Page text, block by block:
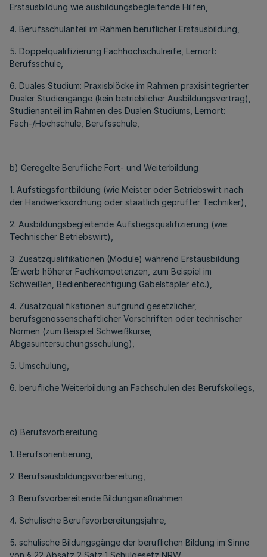
Erstausbildung wie ausbildungsbegleitende Hilfen,
4. Berufsschulanteil im Rahmen beruflicher Erstausbildung,
5. Doppelqualifizierung Fachhochschulreife, Lernort:
Berufsschule,
6. Duales Studium: Praxisblöcke im Rahmen praxisintegrierter
Dualer Studiengänge (kein betrieblicher Ausbildungsvertrag),
Studienanteil im Rahmen des Dualen Studiums, Lernort:
Fach-/Hochschule, Berufsschule,
b) Geregelte Berufliche Fort- und Weiterbildung
1. Aufstiegsfortbildung (wie Meister oder Betriebswirt nach
der Handwerksordnung oder staatlich geprüfter Techniker),
2. Ausbildungsbegleitende Aufstiegsqualifizierung (wie:
Technischer Betriebswirt),
3. Zusatzqualifikationen (Module) während Erstausbildung
(Erwerb höherer Fachkompetenzen, zum Beispiel im
Schweißen, Bedienberechtigung Gabelstapler etc.),
4. Zusatzqualifikationen aufgrund gesetzlicher,
berufsgenossenschaftlicher Vorschriften oder technischer
Normen (zum Beispiel Schweißkurse,
Abgasuntersuchungsschulung),
5. Umschulung,
6. berufliche Weiterbildung an Fachschulen des Berufskollegs,
c) Berufsvorbereitung
1. Berufsorientierung,
2. Berufsausbildungsvorbereitung,
3. Berufsvorbereitende Bildungsmaßnahmen
4. Schulische Berufsvorbereitungsjahre,
5. schulische Bildungsgänge der beruflichen Bildung im Sinne
von § 22 Absatz 2 Satz 1 Schulgesetz NRW.